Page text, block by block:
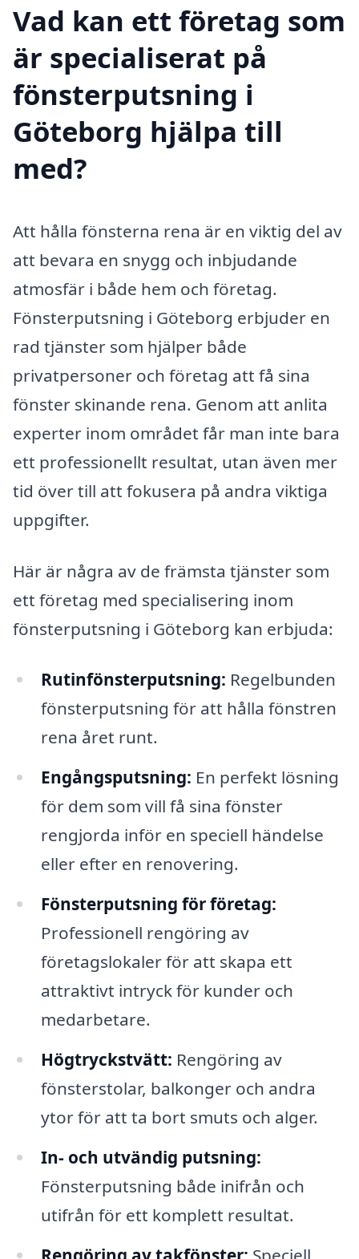
Vad kan ett företag som
är specialiserat på
fönsterputsning i
Göteborg hjälpa till
med?
Att hålla fönsterna rena är en viktig del av
att bevara en snygg och inbjudande
atmosfär i både hem och företag.
Fönsterputsning i Göteborg erbjuder en
rad tjänster som hjälper både
privatpersoner och företag att få sina
fönster skinande rena. Genom att anlita
experter inom området får man inte bara
ett professionellt resultat, utan även mer
tid över till att fokusera på andra viktiga
uppgifter.
Här är några av de främsta tjänster som
ett företag med specialisering inom
fönsterputsning i Göteborg kan erbjuda:
Rutinfönsterputsning: Regelbunden
fönsterputsning för att hålla fönstren
rena året runt.
Engångsputsning: En perfekt lösning
för dem som vill få sina fönster
rengjorda inför en speciell händelse
eller efter en renovering.
Fönsterputsning för företag:
Professionell rengöring av
företagslokaler för att skapa ett
attraktivt intryck för kunder och
medarbetare.
Högtryckstvätt: Rengöring av
fönsterstolar, balkonger och andra
ytor för att ta bort smuts och alger.
In- och utvändig putsning:
Fönsterputsning både inifrån och
utifrån för ett komplett resultat.